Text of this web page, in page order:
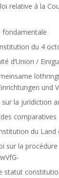
loi relative à la
fondamentale
du 4
d’Union /
und
sur la juridiction
comparatives
du Land
sur la
statut